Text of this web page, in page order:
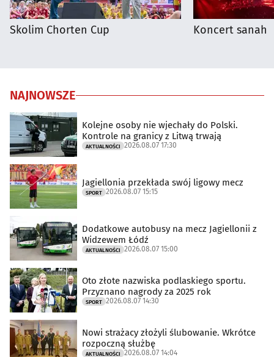
Skolim Chorten Cup Koncert sanah
NAJNOWSZE
Kolejne osoby nie wjechały do Polski.
Kontrole na granicy z Litwą trwają
AKTUALNOŚCI 2026.08.07 17:30
Jagiellonia przekłada swój ligowy mecz
SPORT 2026.08.07 15:15
Dodatkowe autobusy na mecz Jagiellonii z
Widzewem Łódź
AKTUALNOŚCI 2026.08.07 15:00
Oto złote nazwiska podlaskiego sportu.
Przyznano nagrody za 2025 rok
SPORT 2026.08.07 14:30
Nowi strażacy złożyli ślubowanie. Wkrótce
rozpoczną służbę
AKTUALNOŚCI 2026.08.07 14:04